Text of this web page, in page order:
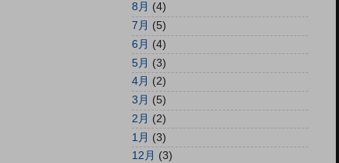
8月 (4)
7月 (5)
6月 (4)
5月 (3)
4月 (2)
3月 (5)
2月 (2)
1月 (3)
12月 (3)